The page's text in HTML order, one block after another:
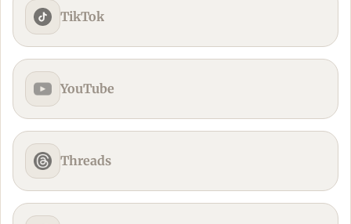
TikTok
YouTube
Threads